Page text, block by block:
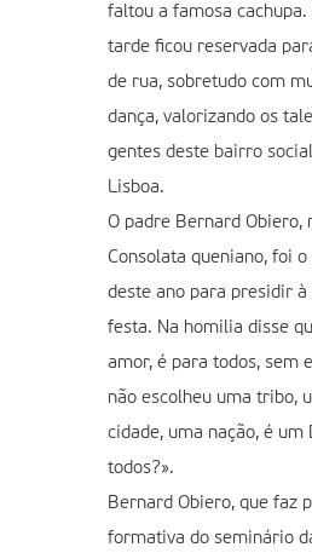
faltou a famosa cachupa.
tarde ficou reservada
de rua, sobretudo com
dança, valorizando os
gentes deste bairro
Lisboa.
O padre Bernard Obiero,
Consolata queniano, foi o
deste ano para presidir à
festa. Na homilia disse
amor, é para todos, sem
não escolheu uma tribo,
cidade, uma nação, é um
todos?».
Bernard Obiero, que faz
formativa do seminário